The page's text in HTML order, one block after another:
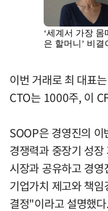
이번 거래로 최 대표
CTO는 1000주, 이
SOOP은 경영진의
경쟁력과 중장기 성
시장과 공유하고 경
기업가치 제고와 책
결정"이라고 설명했다.